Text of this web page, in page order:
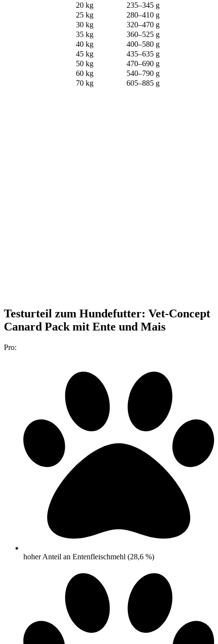
20 kg
235–345 g
25 kg
280–410 g
30 kg
320–470 g
35 kg
360–525 g
40 kg
400–580 g
45 kg
435–635 g
50 kg
470–690 g
60 kg
540–790 g
70 kg
605–885 g
Testurteil zum Hundefutter: Vet-Concept
Canard Pack mit Ente und Mais
Pro:
hoher Anteil an Entenfleischmehl (28,6 %)